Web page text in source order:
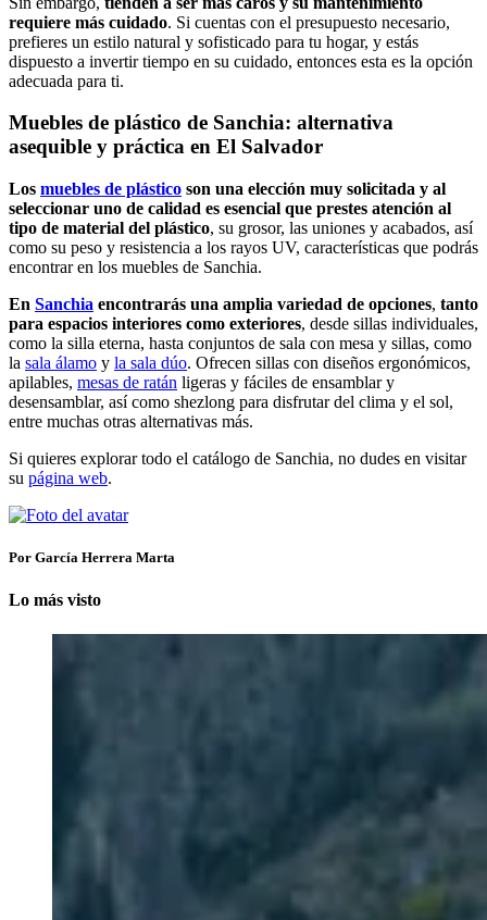
requiere más cuidado. Si cuentas con el presupuesto necesario,
prefieres un estilo natural y sofisticado para tu hogar, y estás
dispuesto a invertir tiempo en su cuidado, entonces esta es la opción
adecuada para ti.
Muebles de plástico de Sanchia: alternativa
asequible y práctica en El Salvador
Los muebles de plástico son una elección muy solicitada y al
seleccionar uno de calidad es esencial que prestes atención al
tipo de material del plástico, su grosor, las uniones y acabados, así
como su peso y resistencia a los rayos UV, características que podrás
encontrar en los muebles de Sanchia.
En Sanchia encontrarás una amplia variedad de opciones, tanto
para espacios interiores como exteriores, desde sillas individuales,
como la silla eterna, hasta conjuntos de sala con mesa y sillas, como
la sala álamo y la sala dúo. Ofrecen sillas con diseños ergonómicos,
apilables, mesas de ratán ligeras y fáciles de ensamblar y
desensamblar, así como shezlong para disfrutar del clima y el sol,
entre muchas otras alternativas más.
Si quieres explorar todo el catálogo de Sanchia, no dudes en visitar
su página web.
Por García Herrera Marta
Lo más visto